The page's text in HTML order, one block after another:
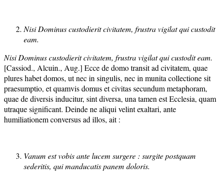
Nisi Dominus custodierit civitatem, frustra vigilat qui custodit
eam.
Nisi Dominus custodierit civitatem, frustra vigilat qui custodit eam.
[Cassiod., Alcuin., Aug.] Ecce de domo transit ad civitatem, quae
plures habet domos, ut nec in singulis, nec in munita collectione sit
praesumptio, et quamvis domus et civitas secundum metaphoram,
quae de diversis inducitur, sint diversa, una tamen est Ecclesia, quam
utraque significant. Deinde ne aliqui velint exaltari, ante
humiliationem conversus ad illos, ait :
Vanum est vobis ante lucem surgere : surgite postquam
sederitis, qui manducatis panem doloris.